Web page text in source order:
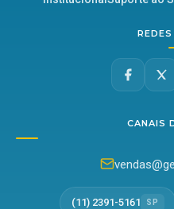
CANAIS
(11) 2391-5161 SP